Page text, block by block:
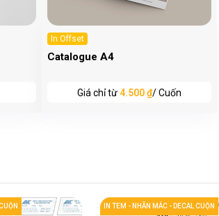
In Offset
Catalogue A4
Giá chỉ từ 4.500 ₫/ Cuốn
IN TEM - NHÃN MÁC - DECAL CUỘN